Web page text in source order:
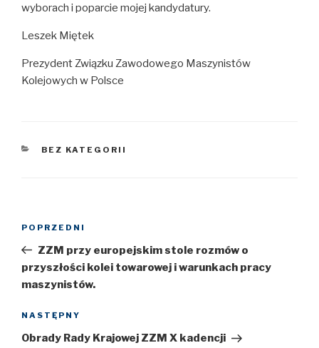
wyborach i poparcie mojej kandydatury.
Leszek Miętek
Prezydent Związku Zawodowego Maszynistów
Kolejowych w Polsce
KATEGORIE
BEZ KATEGORII
Nawigacja
Poprzedni
wpis
POPRZEDNI
ZZM przy europejskim stole rozmów o
przyszłości kolei towarowej i warunkach pracy
maszynistów.
Następny
wpis
NASTĘPNY
Obrady Rady Krajowej ZZM X kadencji